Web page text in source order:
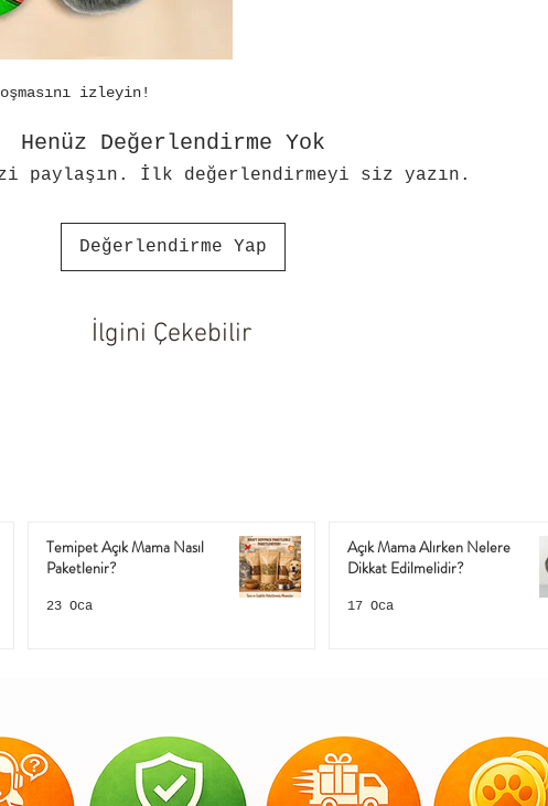
izleyin!
Henüz Değerlendirme Yok
paylaşın. İlk değerlendirmeyi siz yazın.
Değerlendirme Yap
İlgini Çekebilir
Temipet Açık Mama Nasıl
Paketlenir?
23 Oca
Açık Mama Alırken Nelere
Dikkat Edilmelidir?
17 Oca